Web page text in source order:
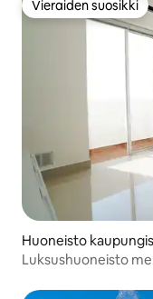
Vieraiden suosikki
Vieraiden suosikki
Huoneisto
Luksushuoneisto